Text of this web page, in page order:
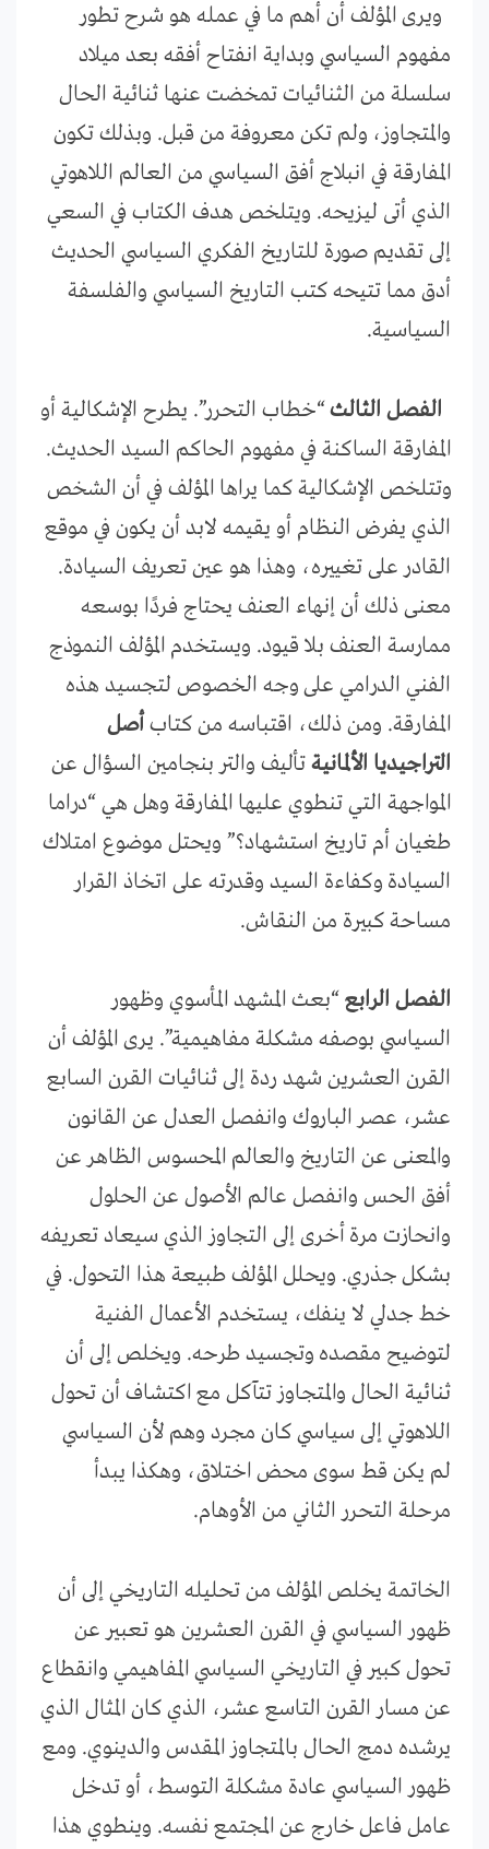
ويرى المؤلف أن أهم ما في عمله هو شرح تطور
مفهوم السياسي وبداية انفتاح أفقه بعد ميلاد
سلسلة من الثنائيات تمخضت عنها ثنائية الحال
والمتجاوز، ولم تكن معروفة من قبل. وبذلك تكون
المفارقة في انبلاج أفق السياسي من العالم اللاهوتي
الذي أتى ليزيحه. ويتلخص هدف الكتاب في السعي
إلى تقديم صورة للتاريخ الفكري السياسي الحديث
أدق مما تتيحه كتب التاريخ السياسي والفلسفة
السياسية.
الفصل الثالث“خطاب التحرر”. يطرح الإشكالية أو
المفارقة الساكنة في مفهوم الحاكم السيد الحديث.
وتتلخص الإشكالية كما يراها المؤلف في أن الشخص
الذي يفرض النظام أو يقيمه لابد أن يكون في موقع
القادر على تغييره، وهذا هو عين تعريف السيادة.
معنى ذلك أن إنهاء العنف يحتاج فردًا بوسعه
ممارسة العنف بلا قيود. ويستخدم المؤلف النموذج
الفني الدرامي على وجه الخصوص لتجسيد هذه
المفارقة. ومن ذلك، اقتباسه من كتابأصل
التراجيديا الألمانيةتأليف والتر بنجامين السؤال عن
المواجهة التي تنطوي عليها المفارقة وهل هي “دراما
طغيان أم تاريخ استشهاد؟” ويحتل موضوع امتلاك
السيادة وكفاءة السيد وقدرته على اتخاذ القرار
مساحة كبيرة من النقاش.
الفصل الرابع “بعث المشهد المأسوي وظهور
السياسي بوصفه مشكلة مفاهيمية”. يرى المؤلف أن
القرن العشرين شهد ردة إلى ثنائيات القرن السابع
عشر، عصر الباروك وانفصل العدل عن القانون
والمعنى عن التاريخ والعالم المحسوس الظاهر عن
أفق الحس وانفصل عالم الأصول عن الحلول
وانحازت مرة أخرى إلى التجاوز الذي سيعاد تعريفه
بشكل جذري. ويحلل المؤلف طبيعة هذا التحول. في
خط جدلي لا ينفك، يستخدم الأعمال الفنية
لتوضيح مقصده وتجسيد طرحه. ويخلص إلى أن
ثنائية الحال والمتجاوز تتآكل مع اكتشاف أن تحول
اللاهوتي إلى سياسي كان مجرد وهم لأن السياسي
لم يكن قط سوى محض اختلاق، وهكذا يبدأ
مرحلة التحرر الثاني من الأوهام.
الخاتمة يخلص المؤلف من تحليله التاريخي إلى أن
ظهور السياسي في القرن العشرين هو تعبير عن
تحول كبير في التاريخي السياسي المفاهيمي وانقطاع
عن مسار القرن التاسع عشر، الذي كان المثال الذي
يرشده دمج الحال بالمتجاوز المقدس والدينوي. ومع
ظهور السياسي عادة مشكلة التوسط، أو تدخل
عامل فاعل خارج عن المجتمع نفسه. وينطوي هذا